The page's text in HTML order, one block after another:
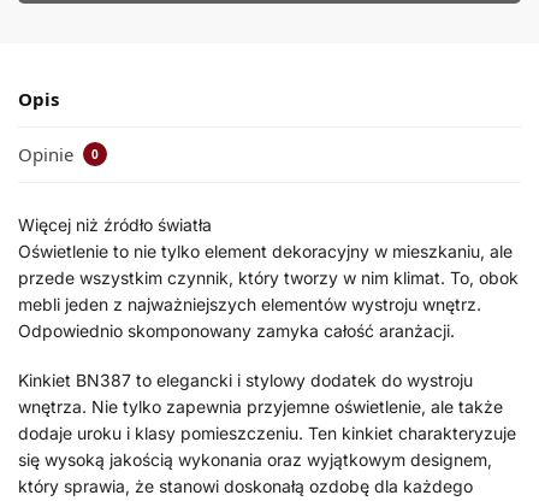
Opis
Opinie 0
Więcej niż źródło światła
Oświetlenie to nie tylko element dekoracyjny w mieszkaniu, ale
przede wszystkim czynnik, który tworzy w nim klimat. To, obok
mebli jeden z najważniejszych elementów wystroju wnętrz.
Odpowiednio skomponowany zamyka całość aranżacji.
Kinkiet BN387 to elegancki i stylowy dodatek do wystroju
wnętrza. Nie tylko zapewnia przyjemne oświetlenie, ale także
dodaje uroku i klasy pomieszczeniu. Ten kinkiet charakteryzuje
się wysoką jakością wykonania oraz wyjątkowym designem,
który sprawia, że stanowi doskonałą ozdobę dla każdego